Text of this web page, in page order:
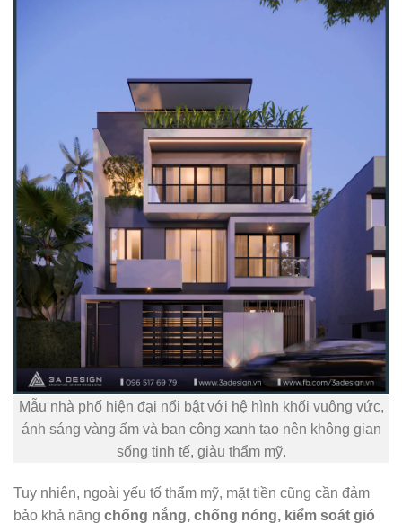
Mẫu nhà phố hiện đại nổi bật với hệ hình khối vuông vức,
ánh sáng vàng ấm và ban công xanh tạo nên không gian
sống tinh tế, giàu thẩm mỹ.
Tuy nhiên, ngoài yếu tố thẩm mỹ, mặt tiền cũng cần đảm
bảo khả năng chống nắng, chống nóng, kiểm soát gió